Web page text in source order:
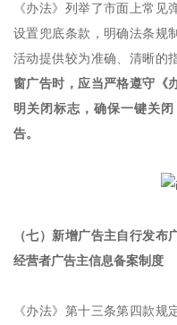
《办法》列举了市面上常
设置兜底条款，明确法条规
活动提供较为准确、清晰的
窗广告时，应当严格遵守《
明关闭标志，确保一键关
告。
（七）新增广告主自行发布
经营者广告主信息备案制度
《办法》第十三条第四款